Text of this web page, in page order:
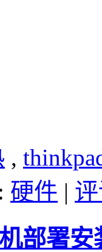
,
硬件 |
部署安